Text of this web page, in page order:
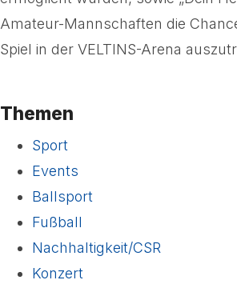
Amateur-Mannschaften die
Spiel in der VELTINS-Arena
Themen
Sport
Events
Ballsport
Fußball
Nachhaltigkeit/CSR
Konzert